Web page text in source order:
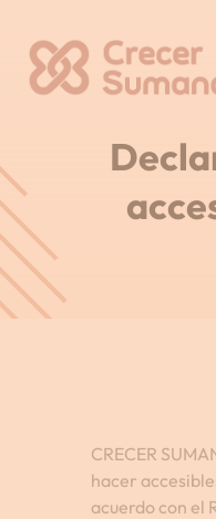
CRECER
hacer
acuerdo con el